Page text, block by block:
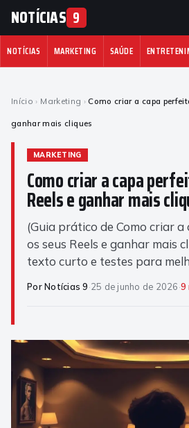
NOTÍCIAS 9
NOTÍCIAS MARKETING SAÚDE
Início › Marketing › Como criar a capa
ganhar mais cliques
MARKETING
Como criar a capa
Reels e ganhar mais
(Guia prático de Como criar
os seus Reels e ganhar mais
texto curto e testes para
Por Notícias 9·25 de junho de 2026·9